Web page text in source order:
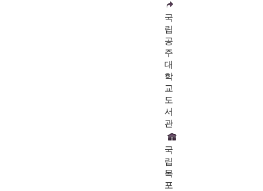
국
립
공
주
대
학
교
도
서
관
국
립
목
포